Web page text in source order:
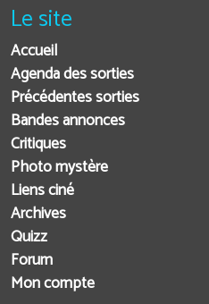
Le site
Accueil
Agenda des sorties
Précédentes sorties
Bandes annonces
Critiques
Photo mystère
Liens ciné
Archives
Quizz
Forum
Mon compte